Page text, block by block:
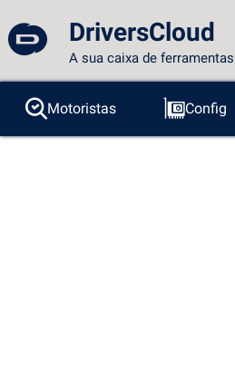
DriversCloud
A sua caixa de
Motoristas Config
Sondas
BSOD